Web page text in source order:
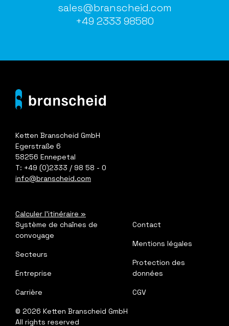
sales@branscheid.com
+49 2333 98580
Ketten Branscheid GmbH
Egerstraße 6
58256 Ennepetal
T: +49 (0)2333 / 98 58 - 0
info@branscheid.com
Calculer l'itinéraire »
Système de chaînes de
convoyage
Secteurs
Entreprise
Carrière
Contact
Mentions légales
Protection des
données
CGV
© 2026 Ketten Branscheid GmbH
All rights reserved